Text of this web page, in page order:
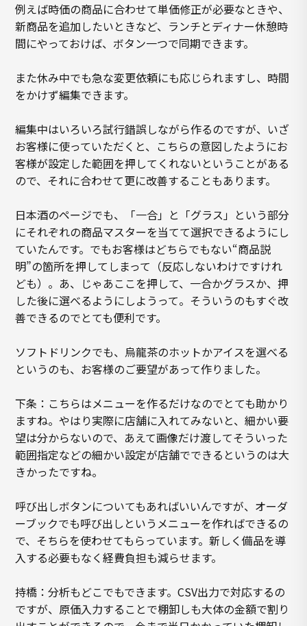
例えば時価の商品に合わせて単価修正が必要なときや、
新商品を追加したいときなど、ランチとディナー休憩時
間にやっておけば、ボタン一つで同期できます。
また休み中でも急な変更依頼にも応じられますし、時間
をかけず編集できます。
編集中はいろいろ試行錯誤しながら作るのですが、いざ
お客様に使っていただくと、こちらの意図したようにお
客様が設定した範囲を押してくれないということがある
ので、それに合わせて更に改善することもあります。
日本酒のページでも、「一合」と「グラス」という部分
にそれぞれの商品マスターを当てて選択できるようにし
ていたんです。でもお客様はどちらでもない“商品説
明”の箇所を押してしまって（反応しないわけですけれ
ども）。あ、じゃあここを押して、一合かグラスか、押
した後に選べるようにしようって。そういうのもすぐ改
善できるのでとても便利です。
ソフトドリンクでも、烏龍茶のホットかアイスを選べる
というのも、お客様のご要望があって作りました。
下条：こちらはメニューを作るだけなのでとても助かり
ますね。やはり実際に店舗に入れてみないと、細かい要
望は分からないので、あえて画像だけ渡してそういった
範囲指定などの細かい設定が店舗でできるというのは大
きかったですね。
呼び出しボタンについてもあればいいんですが、オーダ
ーブックでも呼び出しというメニューを作ればできるの
で、そちらを使わせてもらっています。新しく備品を導
入する必要もなく経費負担も減らせます。
持橋：分析もどこでもできます。CSV出力で対応するの
ですが、原価入力することで棚卸しも大体の金額で割り